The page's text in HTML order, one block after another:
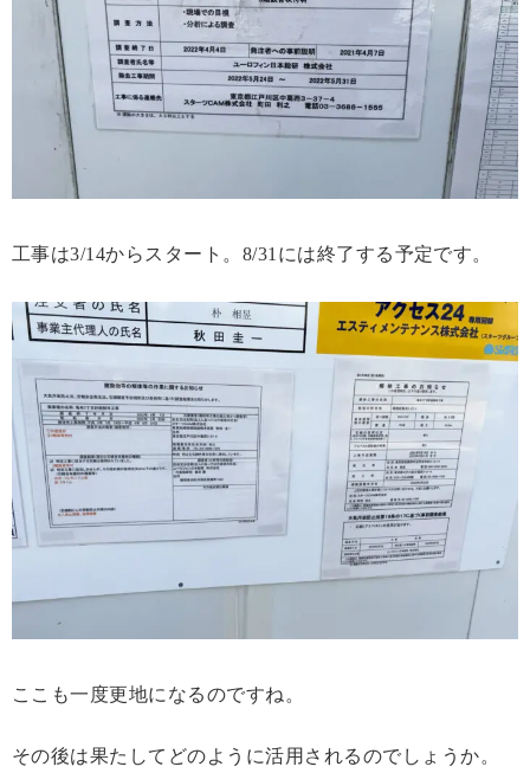
工事は3/14からスタート。8/31には終了する予定です。
ここも一度更地になるのですね。
その後は果たしてどのように活用されるのでしょうか。